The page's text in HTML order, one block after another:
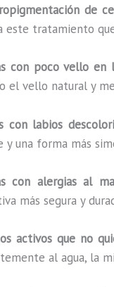
de
este tratamiento
con poco vello en
el vello natural y
con labios
y una forma más
con alergias al
más segura y
activos que no
al agua, la